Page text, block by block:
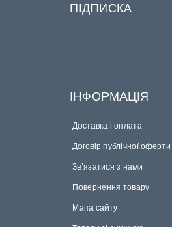
ПІДПИСКА
ІНФОРМАЦІЯ
Доставка і оплата
Договір публічної оферти
Зв’язатися з нами
Повернення товару
Мапа сайту